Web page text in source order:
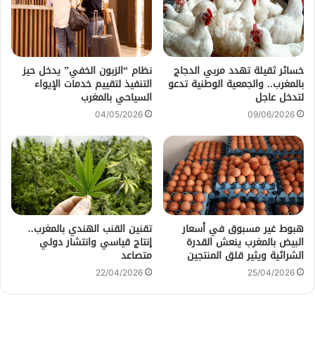
خسائر ثقيلة تهدد مربي الدجاج
بالمغرب.. والجمعية الوطنية تدعو
لتدخل عاجل
09/06/2026
نظام “الزبون الخفي” يدخل حيز
التنفيذ لتقييم خدمات الإيواء
السياحي بالمغرب
04/05/2026
هبوط غير مسبوق في أسعار
البيض بالمغرب ينعش القدرة
الشرائية ويثير قلق المنتجين
25/04/2026
تقنين القنب الهندي بالمغرب..
إنتاج قياسي وانتشار دولي
متصاعد
22/04/2026